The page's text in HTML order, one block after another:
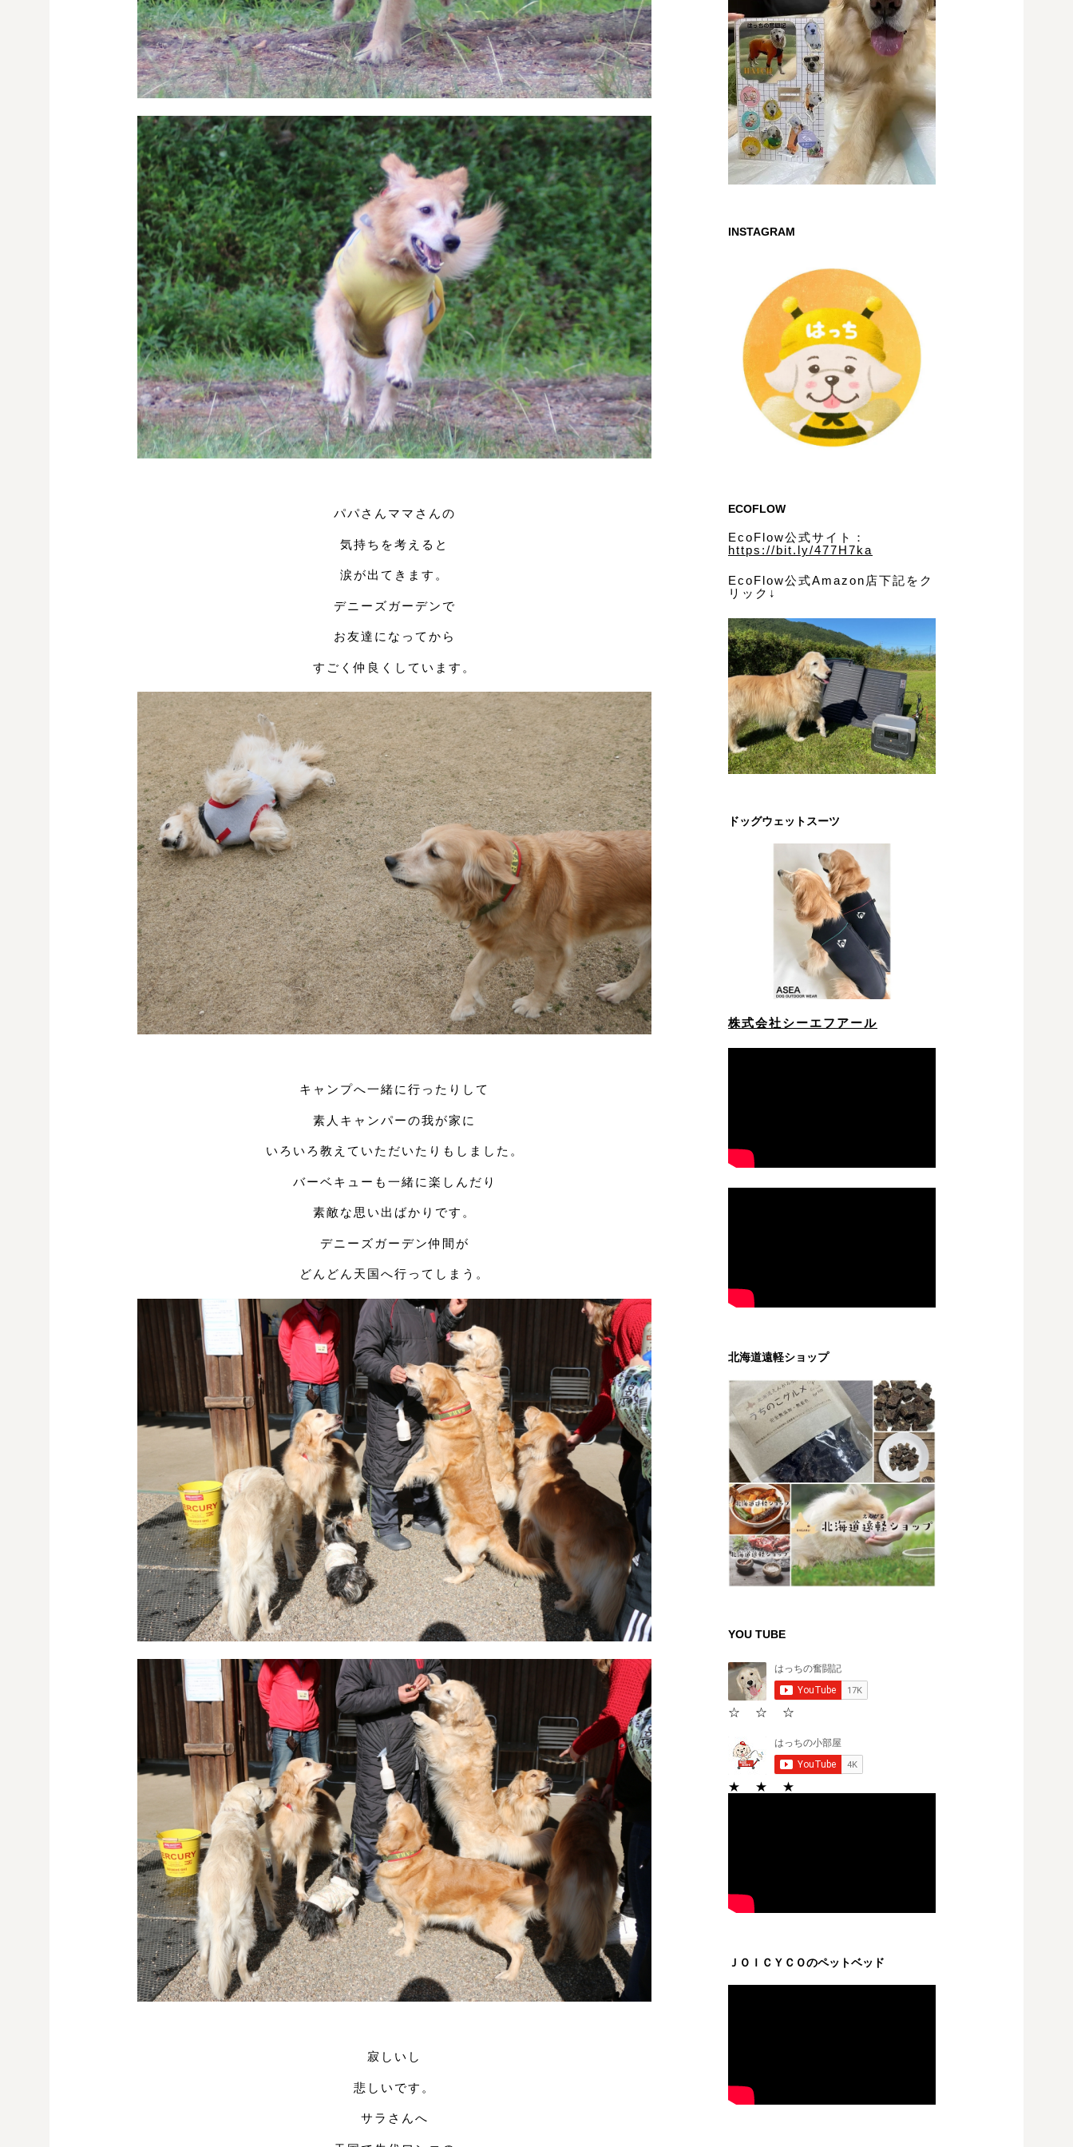
パパさんママさんの
気持ちを考えると
涙が出てきます。
デニーズガーデンで
お友達になってから
すごく仲良くしています。
キャンプへ一緒に行ったりして
素人キャンパーの我が家に
いろいろ教えていただいたりもしました。
バーベキューも一緒に楽しんだり
素敵な思い出ばかりです。
デニーズガーデン仲間が
どんどん天国へ行ってしまう。
寂しいし
悲しいです。
サラさんへ
INSTAGRAM
ECOFLOW
EcoFlow公式サイト：
https://bit.ly/477H7ka
EcoFlow公式Amazon店下記をク
リック↓
ドッグウェットスーツ
株式会社シーエフアール
北海道遠軽ショップ
YOU TUBE
☆ ☆ ☆
★ ★ ★
ＪＯＩＣＹＣＯのペットベッド